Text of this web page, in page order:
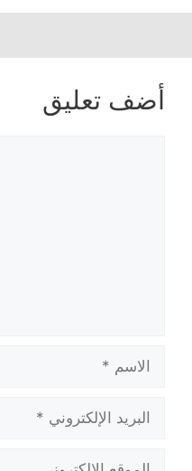
أضف تعليق
الاسم
البريد
الإلكتروني
الموقع